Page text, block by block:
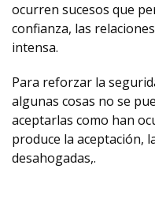
ocurren sucesos que
confianza, las
intensa.
Para reforzar la
algunas cosas no se
aceptarlas como han
produce la aceptación,
desahogadas,.